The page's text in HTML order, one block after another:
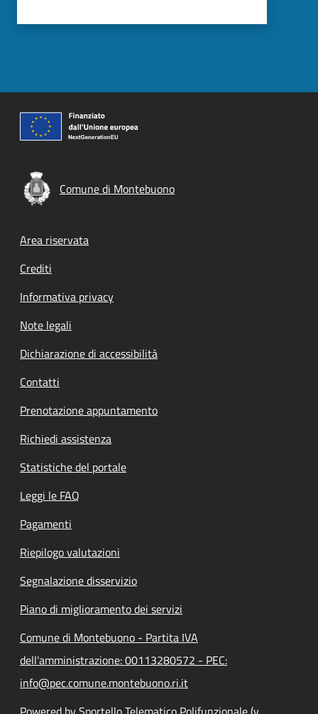
Comune di Montebuono
Footer menu
Area riservata
Crediti
Informativa privacy
Note legali
Dichiarazione di accessibilità
Contatti
Prenotazione appuntamento
Richiedi assistenza
Statistiche del portale
Leggi le FAQ
Pagamenti
Riepilogo valutazioni
Segnalazione disservizio
Piano di miglioramento dei servizi
Comune di Montebuono - Partita IVA
dell'amministrazione: 00113280572 - PEC:
info@pec.comune.montebuono.ri.it